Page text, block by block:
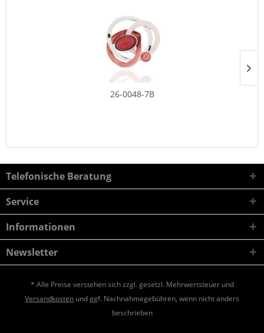
26-0048-7B
Telefonische Beratung
Service
Informationen
Newsletter
* Alle Preise verstehen sich zzgl. gesetzl. Mehrwertsteuer und
Versandkosten und ggf. Nachnahmegebühren, wenn nicht anders
beschrieben